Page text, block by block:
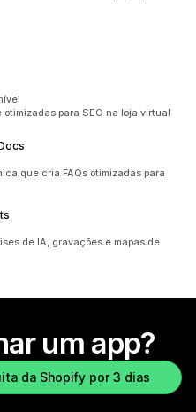
para SEO na loja virtual
que cria FAQs otimizadas para
de IA, gravações e mapas de
um app?
da Shopify por 3 dias